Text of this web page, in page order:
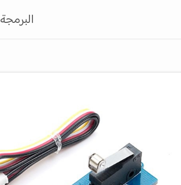
البرمجة